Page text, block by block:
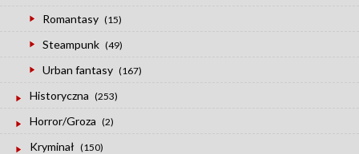
Romantasy (15)
Steampunk (49)
Urban fantasy (167)
Historyczna (253)
Horror/Groza (2)
Kryminał (150)